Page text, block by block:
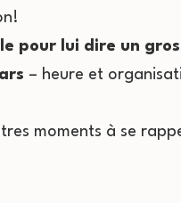
pour lui dire un gros
– heure et
moments à se